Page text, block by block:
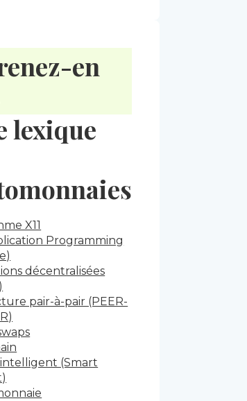
en
lexique
X11
Programming
décentralisées
pair-à-pair (PEER-
(Smart